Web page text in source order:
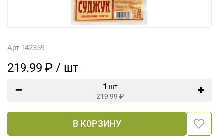
Арт 142359
219.99 ₽ / шт
1 шт
219.99 ₽
В КОРЗИНУ